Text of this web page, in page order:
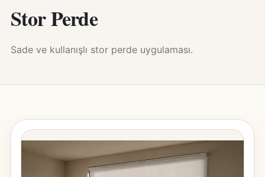
Stor Perde
Sade ve kullanışlı stor perde uygulaması.